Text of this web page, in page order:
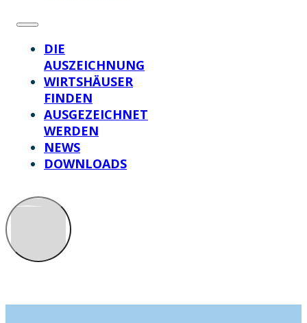
DIE
AUSZEICHNUNG
WIRTSHÄUSER
FINDEN
AUSGEZEICHNET
WERDEN
NEWS
DOWNLOADS